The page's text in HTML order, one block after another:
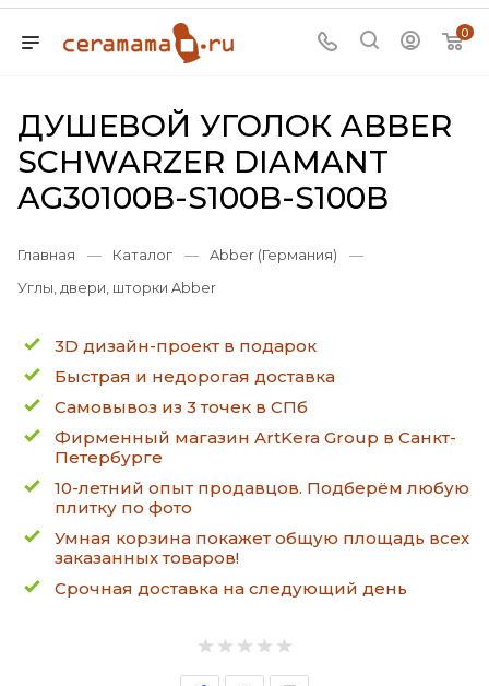
0
ДУШЕВОЙ УГОЛОК ABBER
SCHWARZER DIAMANT
AG30100B-S100B-S100B
Главная — Каталог — Abber (Германия)
—
Углы, двери, шторки Abber
3D дизайн-проект в подарок
Быстрая и недорогая доставка
Самовывоз из 3 точек в СПб
Фирменный магазин ArtKera Group в Санкт-
Петербурге
10-летний опыт продавцов. Подберём любую
плитку по фото
Умная корзина покажет общую площадь всех
заказанных товаров!
Срочная доставка на следующий день